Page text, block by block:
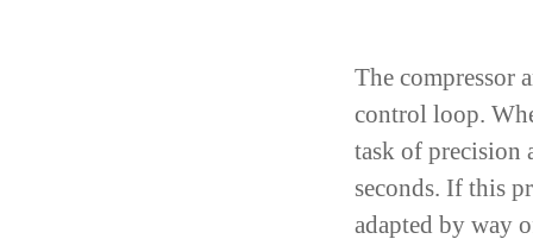
The compressor
control loop.
task of precision
seconds. If this
adapted by way